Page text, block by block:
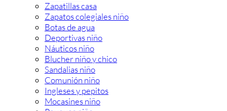
Zapatillas casa
Zapatos colegiales niño
Botas de agua
Deportivas niño
Náuticos niño
Blucher niño y chico
Sandalias niño
Comunión niño
Ingleses y pepitos
Mocasines niño